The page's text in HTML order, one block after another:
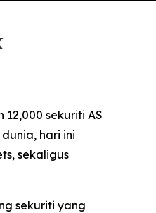
12,000 sekuriti AS
hari ini
sekaligus
sekuriti yang